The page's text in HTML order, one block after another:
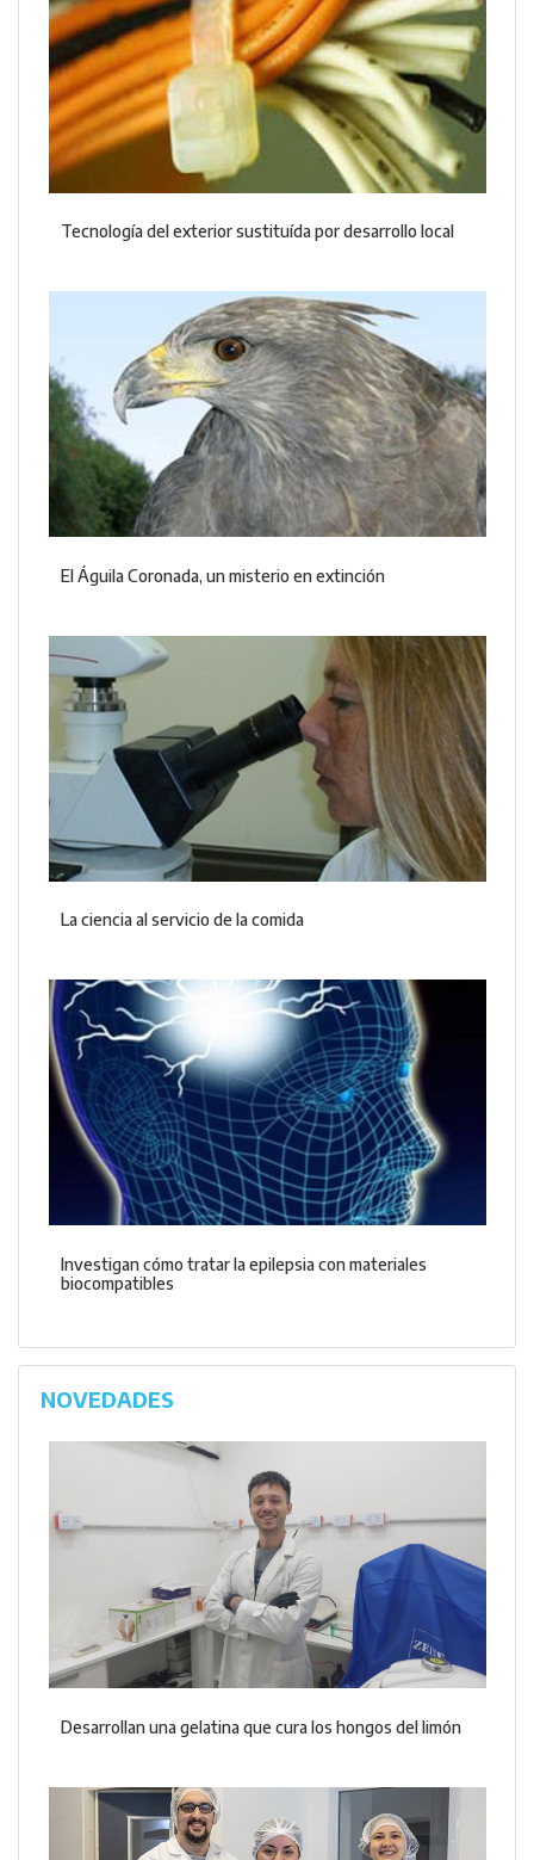
Tecnología del exterior sustituída por desarrollo local
El Águila Coronada, un misterio en extinción
La ciencia al servicio de la comida
Investigan cómo tratar la epilepsia con materiales
biocompatibles
NOVEDADES
Desarrollan una gelatina que cura los hongos del limón